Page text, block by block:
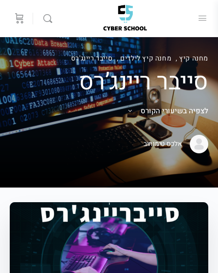
מחנה קיץ, מחנה קיץ לילדים, סייבר ריינג'רס
סייבר ריינג’רס
לצפיה בשיעורי הקורס
אלכס טימוחוב